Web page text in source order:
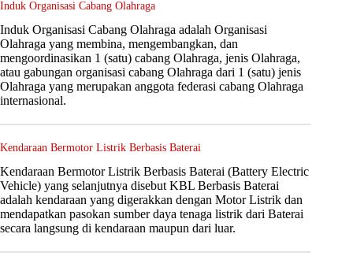
Induk Organisasi Cabang Olahraga
Induk Organisasi Cabang Olahraga adalah Organisasi
Olahraga yang membina, mengembangkan, dan
mengoordinasikan 1 (satu) cabang Olahraga, jenis Olahraga,
atau gabungan organisasi cabang Olahraga dari 1 (satu) jenis
Olahraga yang merupakan anggota federasi cabang Olahraga
internasional.
Kendaraan Bermotor Listrik Berbasis Baterai
Kendaraan Bermotor Listrik Berbasis Baterai (Battery Electric
Vehicle) yang selanjutnya disebut KBL Berbasis Baterai
adalah kendaraan yang digerakkan dengan Motor Listrik dan
mendapatkan pasokan sumber daya tenaga listrik dari Baterai
secara langsung di kendaraan maupun dari luar.